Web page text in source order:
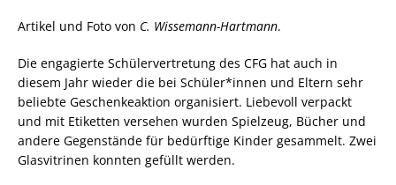
Artikel und Foto von C. Wissemann-Hartmann.
Die engagierte Schülervertretung des CFG hat auch in
diesem Jahr wieder die bei Schüler*innen und Eltern sehr
beliebte Geschenkeaktion organisiert. Liebevoll verpackt
und mit Etiketten versehen wurden Spielzeug, Bücher und
andere Gegenstände für bedürftige Kinder gesammelt. Zwei
Glasvitrinen konnten gefüllt werden.